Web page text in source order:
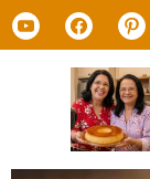
Skip
to
YoutubeFacebook